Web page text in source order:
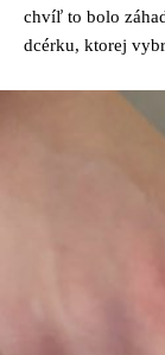
chvíľ to bolo
dcérku, ktorej